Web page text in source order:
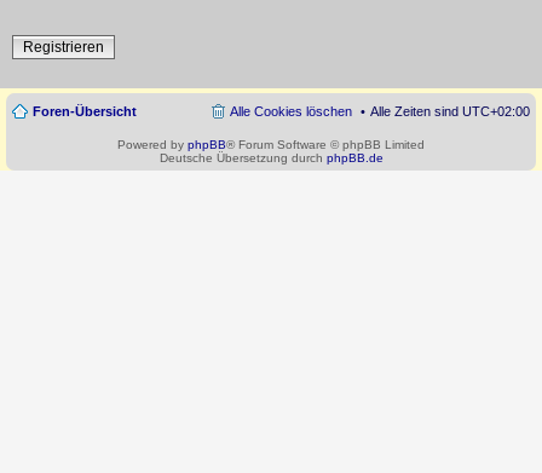
Registrieren
Foren-Übersicht Alle Zeiten sind UTC+02:00
Alle Cookies löschen
Powered by phpBB® Forum Software © phpBB Limited
Deutsche Übersetzung durch phpBB.de